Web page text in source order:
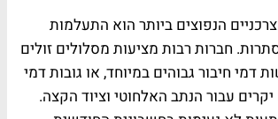
הנפוצים ביותר הוא התעלמות
חברות רבות מציעות מסלולים זולים
דמי חיבור גבוהים במיוחד, או גובות דמי
עבור הנתב האלחוטי וציוד הקצה.